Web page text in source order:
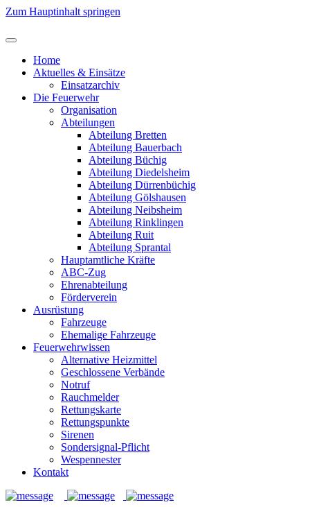
Zum Hauptinhalt springen
Home
Aktuelles & Einsätze
Einsatzarchiv
Die Feuerwehr
Organisation
Abteilungen
Abteilung Bretten
Abteilung Bauerbach
Abteilung Büchig
Abteilung Diedelsheim
Abteilung Dürrenbüchig
Abteilung Gölshausen
Abteilung Neibsheim
Abteilung Rinklingen
Abteilung Ruit
Abteilung Sprantal
Hauptamtliche Kräfte
ABC-Zug
Ehrenabteilung
Förderverein
Ausrüstung
Fahrzeuge
Ehemalige Fahrzeuge
Feuerwehrwissen
Alternative Heizmittel
Geschlossene Verbände
Notruf
Rauchmelder
Rettungskarte
Rettungspunkte
Sirenen
Sondersignal-Pflicht
Wespennester
Kontakt